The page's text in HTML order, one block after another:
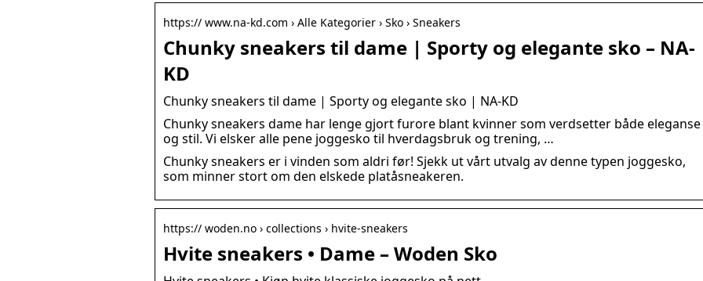
https:// www.na-kd.com › Alle Kategorier › Sko › Sneakers
Chunky sneakers til dame | Sporty og elegante sko – NA-
KD
Chunky sneakers til dame | Sporty og elegante sko | NA-KD
Chunky sneakers dame har lenge gjort furore blant kvinner som verdsetter både eleganse
og stil. Vi elsker alle pene joggesko til hverdagsbruk og trening, …
Chunky sneakers er i vinden som aldri før! Sjekk ut vårt utvalg av denne typen joggesko,
som minner stort om den elskede platåsneakeren.
https:// woden.no › collections › hvite-sneakers
Hvite sneakers • Dame – Woden Sko